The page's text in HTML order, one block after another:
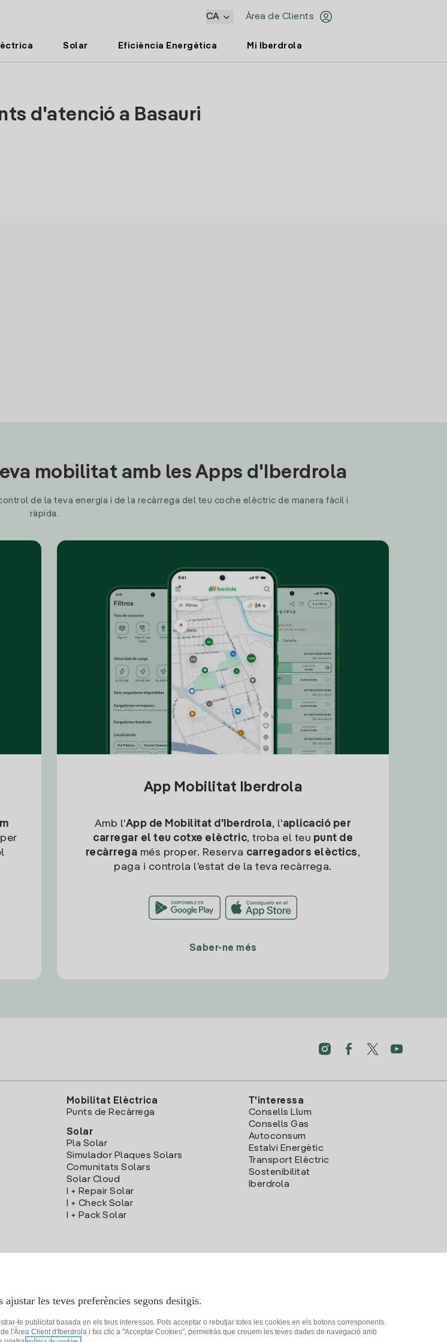
Àrea de Clients
CA
Solar Eficiència Energètica Mi Iberdrola
d'atenció a Basauri
mobilitat amb les Apps d'Iberdrola
de la teva energia i de la recàrrega del teu coche elèctric de manera fàcil i
ràpida.
App Mobilitat Iberdrola
Amb l'App de Mobilitat d'Iberdrola, l'aplicació per
carregar el teu cotxe elèctric, troba el teu punt de
recàrrega més proper. Reserva carregadors elèctics,
paga i controla l'estat de la teva recàrrega.
Saber-ne més
Mobilitat Elèctrica
Punts de Recàrrega
Solar
Pla Solar
Simulador Plaques Solars
Comunitats Solars
Solar Cloud
I + Repair Solar
I + Check Solar
I + Pack Solar
T'interessa
Consells Llum
Consells Gas
Autoconsum
Estalvi Energètic
Transport Elèctric
Sostenibilitat
Iberdrola
les teves preferències segons desitgis.
te publicitat basada en els teus interessos. Pots acceptar o rebutjar totes les cookies en els botons corresponents.
l'Àrea Client d'Iberdrola i fas clic a "Acceptar Cookies", permetràs que creuem les teves dades de navegació amb